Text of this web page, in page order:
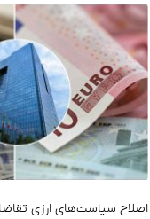
اصلاح سیاست‌های ارزی